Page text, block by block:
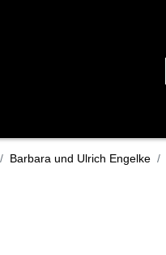
Barbara und Ulrich Engelke